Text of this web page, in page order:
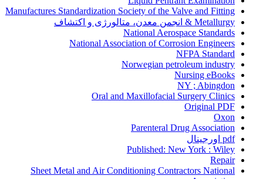
Manufactures Standardization Society of the Valve and Fitting
Metallurgy & انجمن معدن، متالورژی و اکتشاف
National Aerospace Standards
National Association of Corrosion Engineers
NFPA Standard
Norwegian petroleum industry
Nursing eBooks
NY ; Abingdon
Oral and Maxillofacial Surgery Clinics
Original PDF
Oxon
Parenteral Drug Association
pdf اورجینال
Published: New York : Wiley
Repair
Sheet Metal and Air Conditioning Contractors National